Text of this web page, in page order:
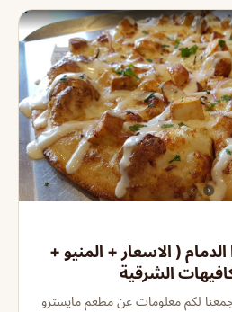
( الاسعار + المنيو +
الشرقية
جمعنا لكم معلومات عن مطعم مايسترو